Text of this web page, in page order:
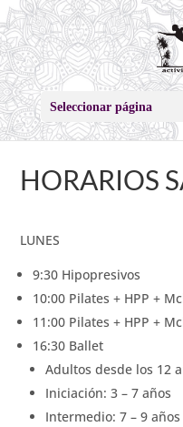
Seleccionar página
HORARIOS
LUNES
9:30 Hipopresivos
10:00 Pilates + HPP +
11:00 Pilates + HPP +
16:30 Ballet
Adultos desde los 12
Iniciación: 3 – 7 años
Intermedio: 7 – 9 años